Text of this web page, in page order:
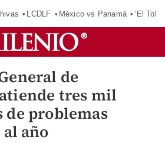
LCDLF México vs Panamá ‘El
de
tres mil
de problemas
año